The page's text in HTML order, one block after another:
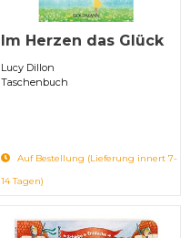
Im Herzen das Glück
Lucy Dillon
Taschenbuch
Auf Bestellung (Lieferung innert 7-
14 Tagen)